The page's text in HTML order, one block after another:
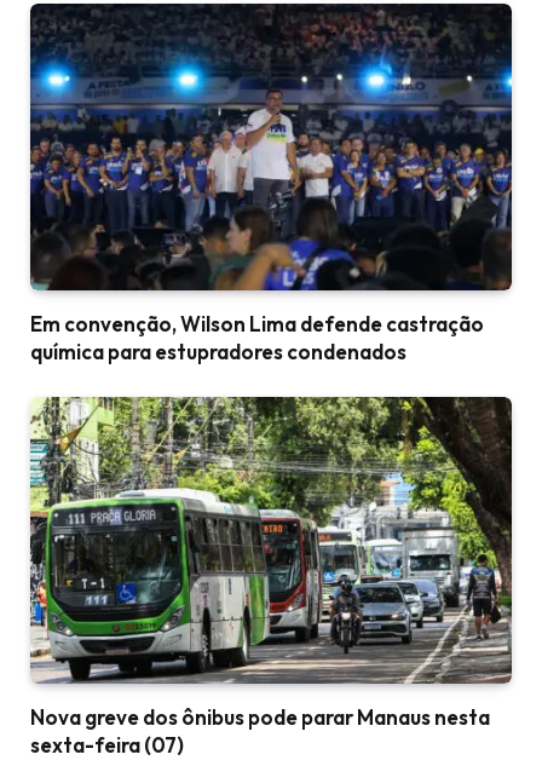
Em convenção, Wilson Lima defende castração
química para estupradores condenados
Nova greve dos ônibus pode parar Manaus nesta
sexta-feira (07)